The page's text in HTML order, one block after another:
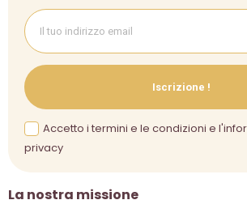
La nostra missione
Iscrizione !
Accetto i termini e le condizioni e
privacy